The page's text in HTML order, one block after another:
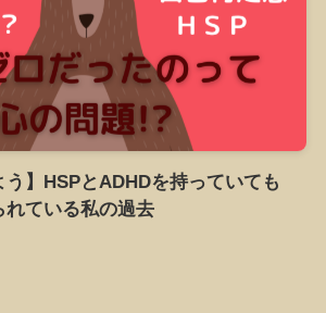
う】HSPとADHDを持っていても
ている私の過去